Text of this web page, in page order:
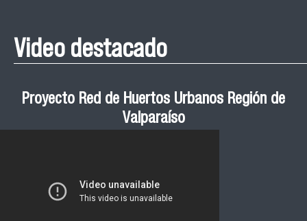
Video destacado
Proyecto Red de Huertos Urbanos Región de
Valparaíso